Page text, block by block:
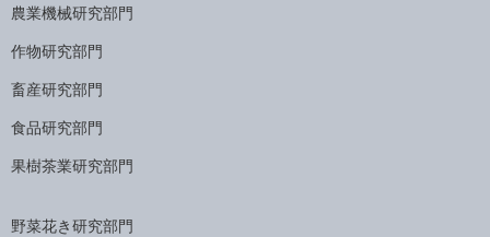
農業機械研究部門
作物研究部門
畜産研究部門
食品研究部門
果樹茶業研究部門
野菜花き研究部門